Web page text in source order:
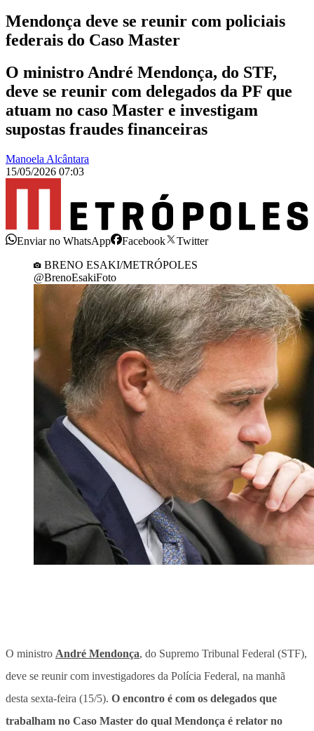
Mendonça deve se reunir com policiais
federais do Caso Master
O ministro André Mendonça, do STF,
deve se reunir com delegados da PF que
atuam no caso Master e investigam
supostas fraudes financeiras
Manoela Alcântara
15/05/2026 07:03
Enviar no WhatsApp Facebook
Twitter
BRENO ESAKI/METRÓPOLES
@BrenoEsakiFoto
O ministro André Mendonça, do Supremo Tribunal Federal (STF),
deve se reunir com investigadores da Polícia Federal, na manhã
desta sexta-feira (15/5). O encontro é com os delegados que
trabalham no Caso Master do qual Mendonça é relator no